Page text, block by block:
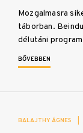
Mozgalmasra
táborban.
délutáni
BŐVEBBEN
BALAJTHY ÁGNES